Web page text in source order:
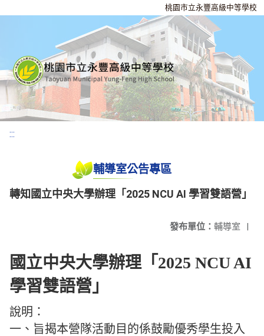
桃園市立永豐高級中等學校
:::
輔導室公告專區
轉知國立中央大學辦理「2025 NCU AI 學習雙語營」
發布單位： 輔導室 |
國立中央大學辦理「2025 NCU AI
學習雙語營」
說明：
一、旨揭本營隊活動目的係鼓勵優秀學生投入